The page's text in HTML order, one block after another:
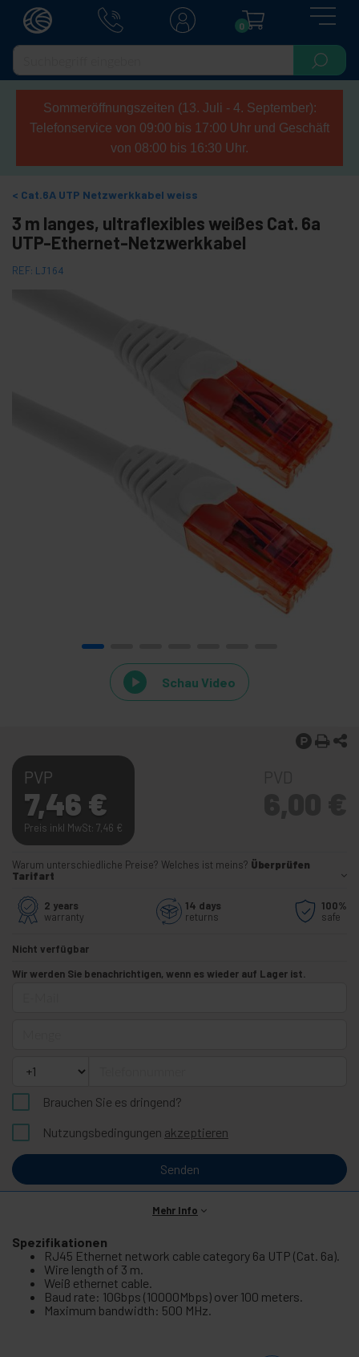
0
Sommeröffnungszeiten (13. Juli - 4. September):
Telefonservice von 09:00 bis 17:00 Uhr und Geschäft
von 08:00 bis 16:30 Uhr.
Cat.6A UTP Netzwerkkabel weiss
3 m langes, ultraflexibles weißes Cat. 6a
UTP-Ethernet-Netzwerkkabel
REF: LJ164
Schau Video
PVP
7,46 €
Preis inkl MwSt: 7,46 €
Warum unterschiedliche Preise? Welches ist meins? Überprüfen
Tarifart
2 years
warranty
14 days
returns
100%
safe
Nicht verfügbar
Wir werden Sie benachrichtigen, wenn es wieder auf Lager ist.
Brauchen Sie es dringend?
Nutzungsbedingungen akzeptieren
Senden
Mehr Info
Spezifikationen
RJ45 Ethernet network cable category 6a UTP (Cat. 6a).
Wire length of 3 m.
Weiß ethernet cable.
Baud rate: 10Gbps (10000Mbps) over 100 meters.
Maximum bandwidth: 500 MHz.